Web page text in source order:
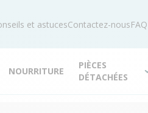
et astucesContactez-nousFAQ
NOURRITURE
PIÈCES
DÉTACHÉES